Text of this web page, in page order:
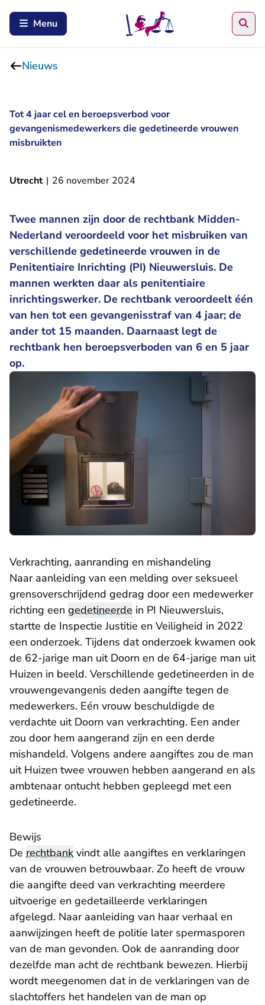
Menu
Nieuws
Tot 4 jaar cel en beroepsverbod voor
gevangenismedewerkers die gedetineerde vrouwen
misbruikten
Utrecht | 26 november 2024
Twee mannen zijn door de rechtbank Midden-
Nederland veroordeeld voor het misbruiken van
verschillende gedetineerde vrouwen in de
Penitentiaire Inrichting (PI) Nieuwersluis. De
mannen werkten daar als penitentiaire
inrichtingswerker. De rechtbank veroordeelt één
van hen tot een gevangenisstraf van 4 jaar; de
ander tot 15 maanden. Daarnaast legt de
rechtbank hen beroepsverboden van 6 en 5 jaar
op.
Verkrachting, aanranding en mishandeling
Naar aanleiding van een melding over seksueel
grensoverschrijdend gedrag door een medewerker
richting een gedetineerde in PI Nieuwersluis,
startte de Inspectie Justitie en Veiligheid in 2022
een onderzoek. Tijdens dat onderzoek kwamen ook
de 62-jarige man uit Doorn en de 64-jarige man uit
Huizen in beeld. Verschillende gedetineerden in de
vrouwengevangenis deden aangifte tegen de
medewerkers. Eén vrouw beschuldigde de
verdachte uit Doorn van verkrachting. Een ander
zou door hem aangerand zijn en een derde
mishandeld. Volgens andere aangiftes zou de man
uit Huizen twee vrouwen hebben aangerand en als
ambtenaar ontucht hebben gepleegd met een
gedetineerde.
Bewijs
De rechtbank vindt alle aangiftes en verklaringen
van de vrouwen betrouwbaar. Zo heeft de vrouw
die aangifte deed van verkrachting meerdere
uitvoerige en gedetailleerde verklaringen
afgelegd. Naar aanleiding van haar verhaal en
aanwijzingen heeft de politie later spermasporen
van de man gevonden. Ook de aanranding door
dezelfde man acht de rechtbank bewezen. Hierbij
wordt meegenomen dat in de verklaringen van de
slachtoffers het handelen van de man op